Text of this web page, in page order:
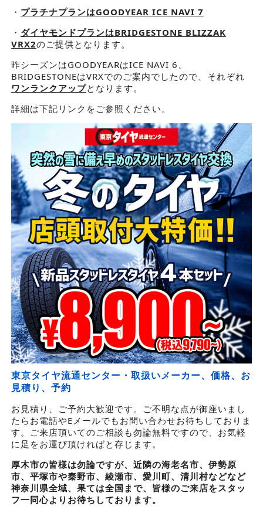
・ プラチナプランはGOODYEAR ICE NAVI 7
・ ダイヤモンドプランはBRIDGESTONE BLIZZAK
VRX2のご提供となります。
昨シーズンはGOODYEARはICE NAVI 6、
BRIDGESTONEはVRXでのご案内でしたので、それぞれ
ワンランクアップとなります。
詳細は下記リンクをご参照ください。
東京タイヤ流通センター・取扱いメーカー、価格、お
見積り、予約
お見積り、ご予約大歓迎です。ご不明な点が御座いまし
たらお電話やEメールでもお問い合わせお待ちしておりま
す。ご来店頂いてのご相談も勿論無料ですので、お気軽
に足をお運び頂ければと存じます。
厚木市の皆様は勿論ですが、近隣の海老名市、伊勢原
市、平塚市や秦野市、綾瀬市、愛川町、清川村などなど
神奈川県全域、果ては全国まで、皆様のご来店をスタッ
フ一同心よりお待ちしております。